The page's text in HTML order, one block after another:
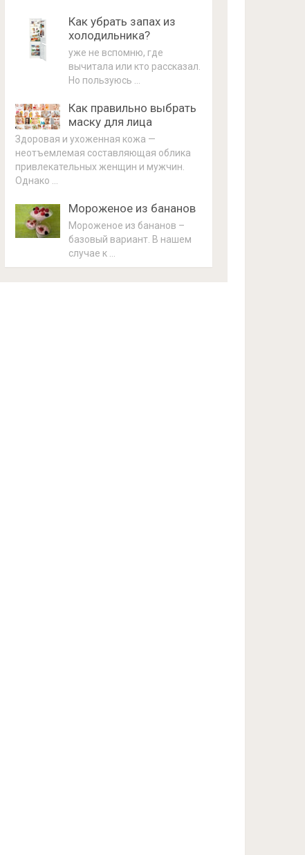
Как убрать запах из
холодильника?
уже не вспомню, где
вычитала или кто рассказал.
Но пользуюсь …
Как правильно выбрать
маску для лица
Здоровая и ухоженная кожа —
неотъемлемая составляющая облика
привлекательных женщин и мужчин.
Однако …
Мороженое из бананов
Мороженое из бананов –
базовый вариант. В нашем
случае к …